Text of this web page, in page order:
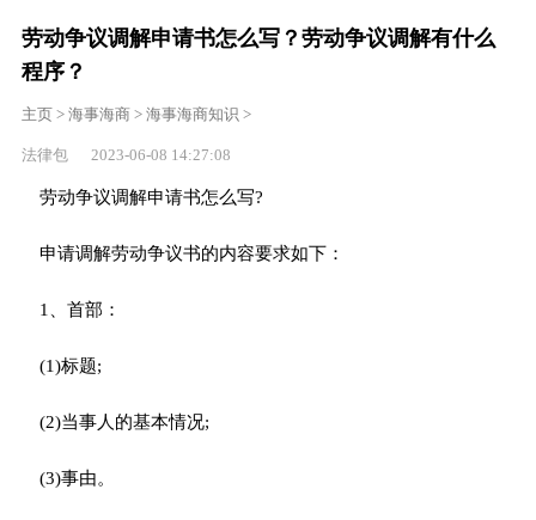
劳动争议调解申请书怎么写？劳动争议调解有什么
程序？
主页> 海事海商> 海事海商知识 >
法律包 2023-06-08 14:27:08
劳动争议调解申请书怎么写?
申请调解劳动争议书的内容要求如下：
1、首部：
(1)标题;
(2)当事人的基本情况;
(3)事由。